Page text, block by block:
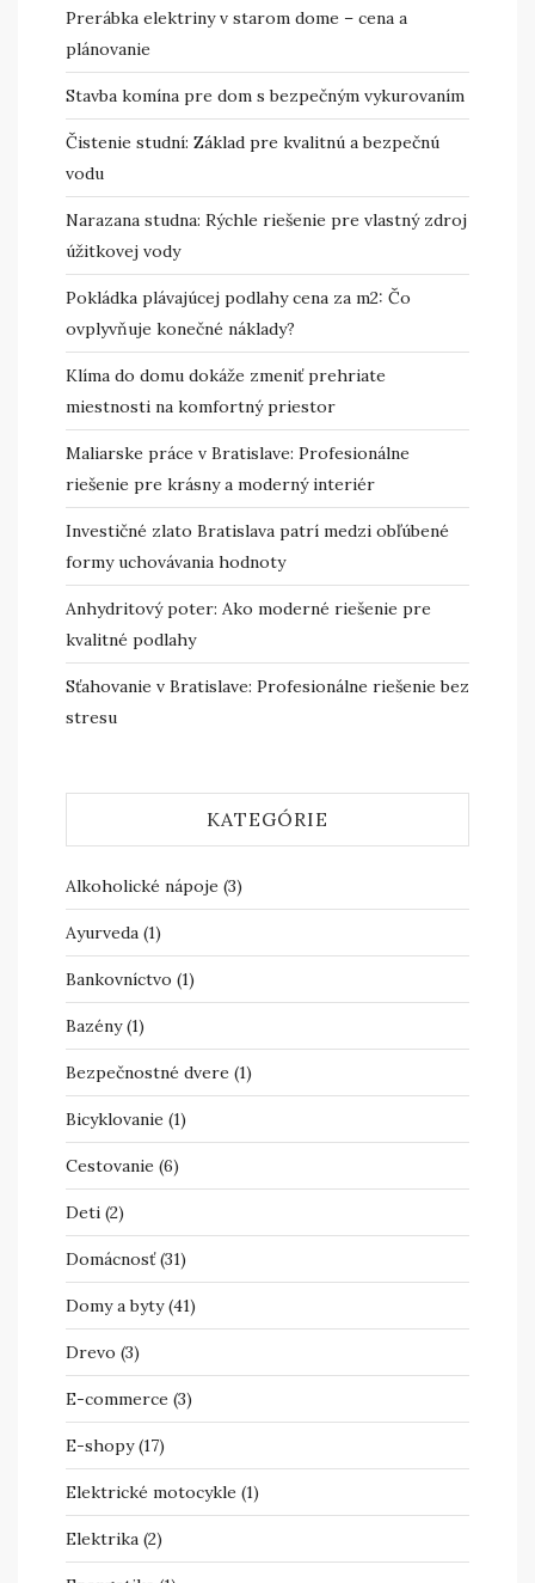
Prerábka elektriny v starom dome – cena a
plánovanie
Stavba komína pre dom s bezpečným vykurovaním
Čistenie studní: Základ pre kvalitnú a bezpečnú
vodu
Narazana studna: Rýchle riešenie pre vlastný zdroj
úžitkovej vody
Pokládka plávajúcej podlahy cena za m2: Čo
ovplyvňuje konečné náklady?
Klíma do domu dokáže zmeniť prehriate
miestnosti na komfortný priestor
Maliarske práce v Bratislave: Profesionálne
riešenie pre krásny a moderný interiér
Investičné zlato Bratislava patrí medzi obľúbené
formy uchovávania hodnoty
Anhydritový poter: Ako moderné riešenie pre
kvalitné podlahy
Sťahovanie v Bratislave: Profesionálne riešenie bez
stresu
KATEGÓRIE
Alkoholické nápoje (3)
Ayurveda (1)
Bankovníctvo (1)
Bazény(1)
Bezpečnostné dvere (1)
Bicyklovanie (1)
Cestovanie (6)
Deti (2)
Domácnosť(31)
Domy a byty(41)
Drevo (3)
E-commerce (3)
E-shopy(17)
Elektrické motocykle (1)
Elektrika (2)